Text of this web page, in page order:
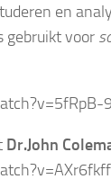
en
gebruikt voor
Dr.John